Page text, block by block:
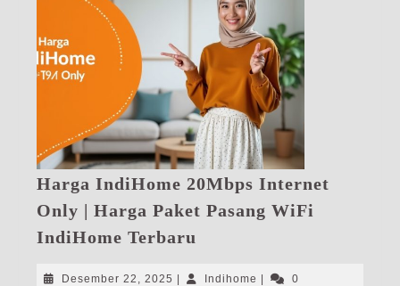
Harga IndiHome 20Mbps Internet
Only | Harga Paket Pasang WiFi
IndiHome Terbaru
20Mbps
Desember 22, 2025 Desember
| Indihome Indihome
|
0